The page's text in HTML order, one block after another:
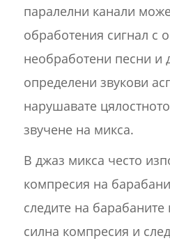
паралелни канали
обработения сигнал с
необработени песни и
определени звукови
нарушавате
звучене на микса.
В джаз микса често
компресия на
следите на
силна компресия и